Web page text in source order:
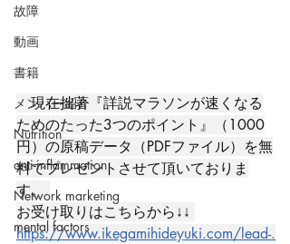
故障
動画
書籍
メンバー紹介
Nutrition
anti-inflammation
Network marketing
mental factors
現在拙著『詳説マラソンが速くなる
ためのたった3つのポイント』（1000
円）の原稿データ（PDFファイル）を無
料でプレゼントさせて頂いておりま
す。
お受け取りはこちらから↓↓
https://www.ikegamihideyuki.com/lead-.